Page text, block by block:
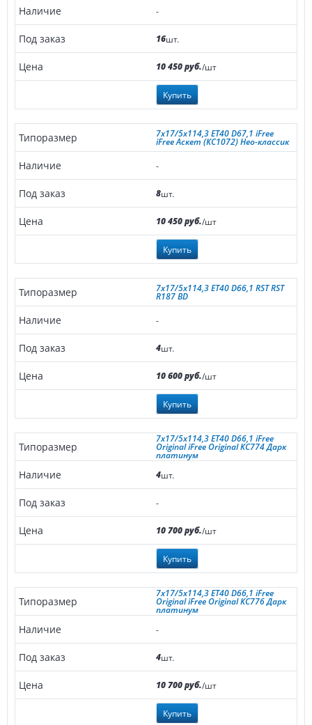
-
16шт.
10 450 руб./шт
Купить
7x17/5x114,3 ET40 D67,1 iFree
iFree Аскет (КС1072) Нео-классик
-
8шт.
10 450 руб./шт
Купить
7x17/5x114,3 ET40 D66,1 RST RST
R187 BD
-
4шт.
10 600 руб./шт
Купить
7x17/5x114,3 ET40 D66,1 iFree
Original iFree Original КС774 Дарк
платинум
4шт.
-
10 700 руб./шт
Купить
7x17/5x114,3 ET40 D66,1 iFree
Original iFree Original КС776 Дарк
платинум
-
4шт.
10 700 руб./шт
Купить